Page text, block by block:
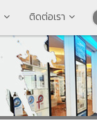
ติดต่อเรา